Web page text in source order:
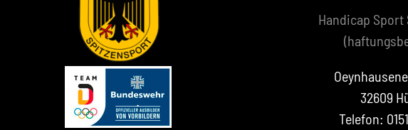
Handicap Sport
32609
Telefon: